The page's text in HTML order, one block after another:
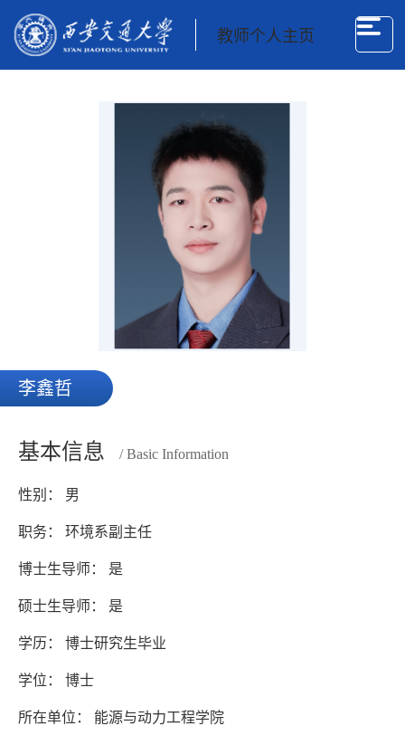
教师个人主页
李鑫哲
基本信息 / Basic Information
性别： 男
职务： 环境系副主任
博士生导师： 是
硕士生导师： 是
学历： 博士研究生毕业
学位： 博士
所在单位： 能源与动力工程学院